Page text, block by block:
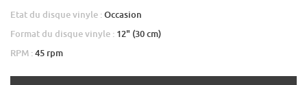
Etat du disque vinyle :Occasion
Format du disque vinyle : 12" (30 cm)
RPM :45 rpm